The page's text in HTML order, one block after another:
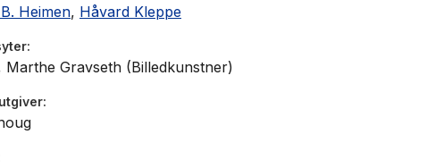
Heimen, Håvard Kleppe
Marthe Gravseth (Billedkunstner)